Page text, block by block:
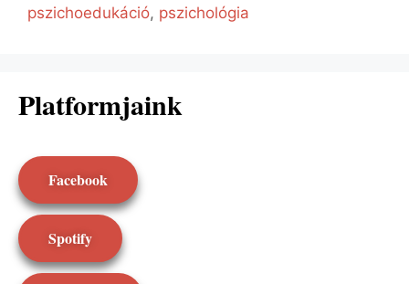
pszichoedukáció, pszichológia
Platformjaink
Facebook
Spotify